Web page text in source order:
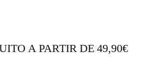
A PARTIR DE 49,90€